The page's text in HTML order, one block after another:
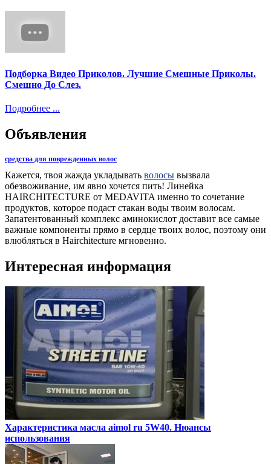
Подборка Видео Приколов. Лучшие Смешные Приколы.
Смешно До Слез.
Подробнее ...
Объявления
средства для поврежденных волос
Кажется, твоя жажда укладывать волосы вызвала
обезвоживание, им явно хочется пить! Линейка
HAIRCHITECTURE от MEDAVITA именно то сочетание
продуктов, которое подаст стакан воды твоим волосам.
Запатентованный комплекс аминокислот доставит все самые
важные компоненты прямо в сердце твоих волос, поэтому они
влюбляться в Hairchitecture мгновенно.
Интересная информация
Характеристика масла aimol ru 5W40. Нюансы
использования